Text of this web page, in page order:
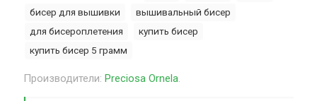
бисер для вышивки
вышивальный бисер
для бисероплетения
купить бисер
купить бисер 5 грамм
Производители: Preciosa Ornela.